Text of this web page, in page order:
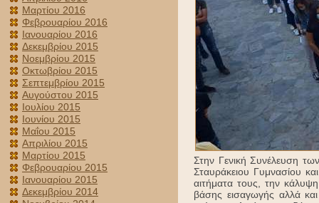
Μαρτίου 2016
Φεβρουαρίου 2016
Ιανουαρίου 2016
Δεκεμβρίου 2015
Νοεμβρίου 2015
Οκτωβρίου 2015
Σεπτεμβρίου 2015
Αυγούστου 2015
Ιουλίου 2015
Ιουνίου 2015
Μαΐου 2015
Απριλίου 2015
Μαρτίου 2015
Φεβρουαρίου 2015
Ιανουαρίου 2015
Δεκεμβρίου 2014
Στην Γενική Συνέλευση
Σταυράκειου Γυμνασίου
αιτήματα τους, την
βάσης εισαγωγής αλλά